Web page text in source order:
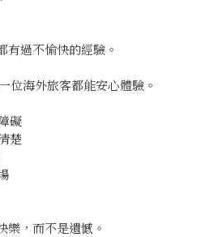
有過不愉快的經驗。
位海外旅客都能安心體驗。
礙
楚
樂，而不是遺憾。